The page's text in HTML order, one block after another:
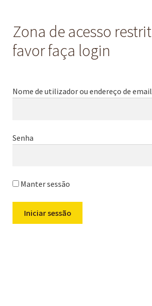
Zona de acesso
favor faça login
Nome de utilizador ou endereço de email
Senha
Manter sessão